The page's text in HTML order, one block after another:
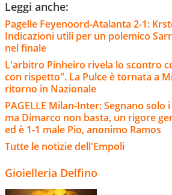
Leggi anche:
Pagelle Feyenoord-Atalanta 2-1:
Indicazioni utili per un polemico
nel finale
L'arbitro Pinheiro rivela lo scontro
con rispetto". La Pulce è tornata a
ritorno in Nazionale
PAGELLE Milan-Inter: Segnano
ma Dimarco non basta, un rigore
ed è 1-1 male Pio, anonimo Ramos
Tutte le notizie dell'Empoli
Gioielleria Delfino